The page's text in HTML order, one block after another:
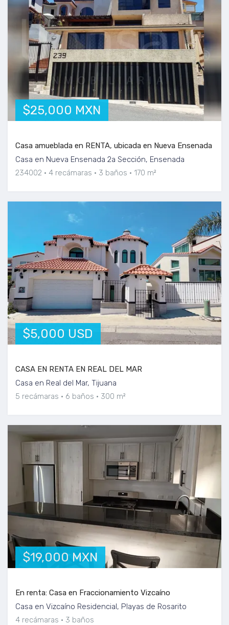
$25,000 MXN
Casa amueblada en RENTA, ubicada en Nueva Ensenada
Casa en Nueva Ensenada 2a Sección, Ensenada
234002
4 recámaras 3 baños 170 m²
$5,000 USD
CASA EN RENTA EN REAL DEL MAR
Casa en Real del Mar, Tijuana
5 recámaras
6 baños 300 m²
$19,000 MXN
En renta: Casa en Fraccionamiento Vizcaíno
Casa en Vizcaíno Residencial, Playas de Rosarito
4 recámaras
3 baños